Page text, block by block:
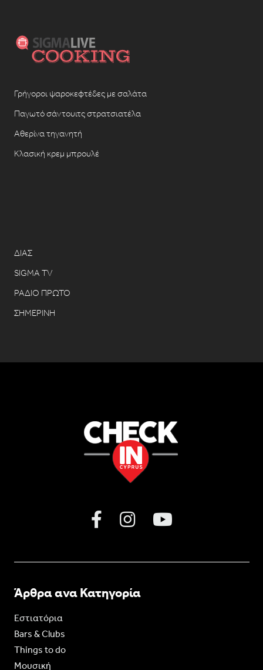
Γρήγοροι ψαροκεφτέδες με σαλάτα
Παγωτό σάντουιτς στρατσιατέλα
Αθερίνα τηγανητή
Κλασική κρεμ μπρουλέ
ΔΙΑΣ
SIGMA TV
ΡΑΔΙΟ ΠΡΩΤΟ
ΣΗΜΕΡΙΝΗ
Άρθρα ανα Κατηγορία
Εστιατόρια
Bars & Clubs
Things to do
Moυσική